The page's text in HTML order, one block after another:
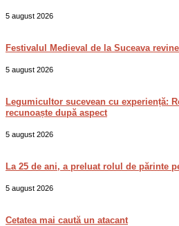
5 august 2026
Festivalul Medieval de la Suceava
5 august 2026
Legumicultor sucevean cu experiență:
recunoaște după aspect
5 august 2026
La 25 de ani, a preluat rolul de părinte
5 august 2026
Cetatea mai caută un atacant